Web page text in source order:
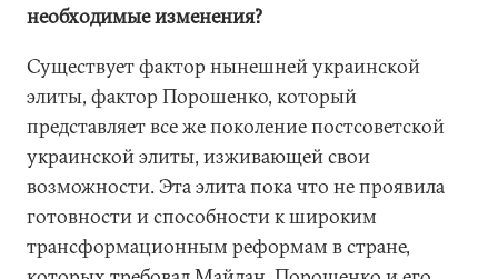
необходимые изменения?
Существует фактор нынешней украинской
элиты, фактор Порошенко, который
представляет все же поколение постсоветской
украинской элиты, изживающей свои
возможности. Эта элита пока что не проявила
готовности и способности к широким
трансформационным реформам в стране,